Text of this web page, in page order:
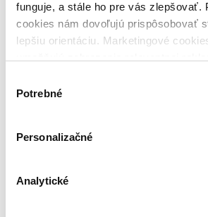
funguje, a stále ho pre vás zlepšovať.
cookies nám dovoľujú prispôsobovať
lepšiu orientáciu. Marketingové
keby sme mohli používať všetky tieto
súhlasu
Potrebné
Personalizačné
Analytické